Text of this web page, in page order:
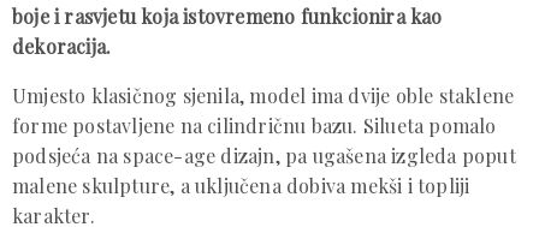
boje i rasvjetu koja istovremeno funkcionira kao
dekoracija.
Umjesto klasičnog sjenila, model ima dvije oble staklene
forme postavljene na cilindričnu bazu. Silueta pomalo
podsjeća na space-age dizajn, pa ugašena izgleda poput
malene skulpture, a uključena dobiva mekši i topliji
karakter.